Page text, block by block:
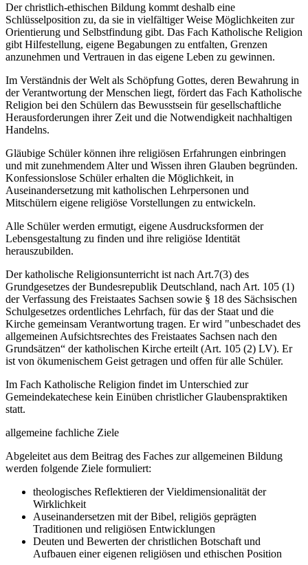
Der christlich-ethischen Bildung kommt deshalb eine
Schlüsselposition zu, da sie in vielfältiger Weise Möglichkeiten zur
Orientierung und Selbstfindung gibt. Das Fach Katholische Religion
gibt Hilfestellung, eigene Begabungen zu entfalten, Grenzen
anzunehmen und Vertrauen in das eigene Leben zu gewinnen.
Im Verständnis der Welt als Schöpfung Gottes, deren Bewahrung in
der Verantwortung der Menschen liegt, fördert das Fach Katholische
Religion bei den Schülern das Bewusstsein für gesellschaftliche
Herausforderungen ihrer Zeit und die Notwendigkeit nachhaltigen
Handelns.
Gläubige Schüler können ihre religiösen Erfahrungen einbringen
und mit zunehmendem Alter und Wissen ihren Glauben begründen.
Konfessionslose Schüler erhalten die Möglichkeit, in
Auseinandersetzung mit katholischen Lehrpersonen und
Mitschülern eigene religiöse Vorstellungen zu entwickeln.
Alle Schüler werden ermutigt, eigene Ausdrucksformen der
Lebensgestaltung zu finden und ihre religiöse Identität
herauszubilden.
Der katholische Religionsunterricht ist nach Art.7(3) des
Grundgesetzes der Bundesrepublik Deutschland, nach Art. 105 (1)
der Verfassung des Freistaates Sachsen sowie § 18 des Sächsischen
Schulgesetzes ordentliches Lehrfach, für das der Staat und die
Kirche gemeinsam Verantwortung tragen. Er wird "unbeschadet des
allgemeinen Aufsichtsrechtes des Freistaates Sachsen nach den
Grundsätzen“ der katholischen Kirche erteilt (Art. 105 (2) LV). Er
ist von ökumenischem Geist getragen und offen für alle Schüler.
Im Fach Katholische Religion findet im Unterschied zur
Gemeindekatechese kein Einüben christlicher Glaubenspraktiken
statt.
allgemeine fachliche Ziele
Abgeleitet aus dem Beitrag des Faches zur allgemeinen Bildung
werden folgende Ziele formuliert:
theologisches Reflektieren der Vieldimensionalität der
Wirklichkeit
Auseinandersetzen mit der Bibel, religiös geprägten
Traditionen und religiösen Entwicklungen
Deuten und Bewerten der christlichen Botschaft und
Aufbauen einer eigenen religiösen und ethischen Position